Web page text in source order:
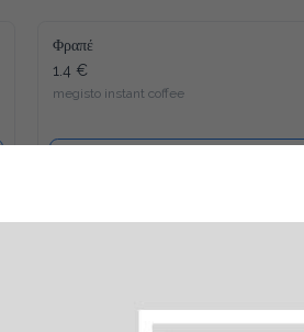
Φραπέ
1.4 €
megisto instant coffee